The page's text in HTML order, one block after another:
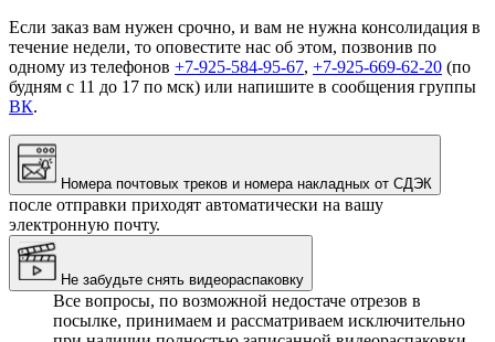
Если заказ вам нужен срочно, и вам не нужна консолидация в
течение недели, то оповестите нас об этом, позвонив по
одному из телефонов +7-925-584-95-67, +7-925-669-62-20 (по
будням с 11 до 17 по мск) или напишите в сообщения группы
ВК.
Номера почтовых треков и номера накладных от СДЭК
после отправки приходят автоматически на вашу
электронную почту.
Не забудьте снять видеораспаковку
Все вопросы, по возможной недостаче отрезов в
посылке, принимаем и рассматриваем исключительно